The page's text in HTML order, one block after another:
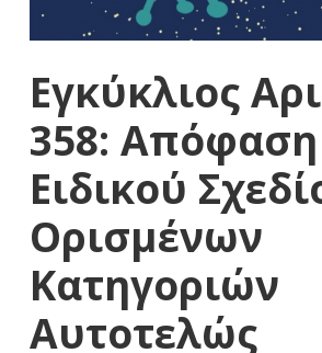
Εγκύκλιος
358: Απόφαση
Ειδικού
Ορισμένων
Κατηγοριών
Αυτοτελώς